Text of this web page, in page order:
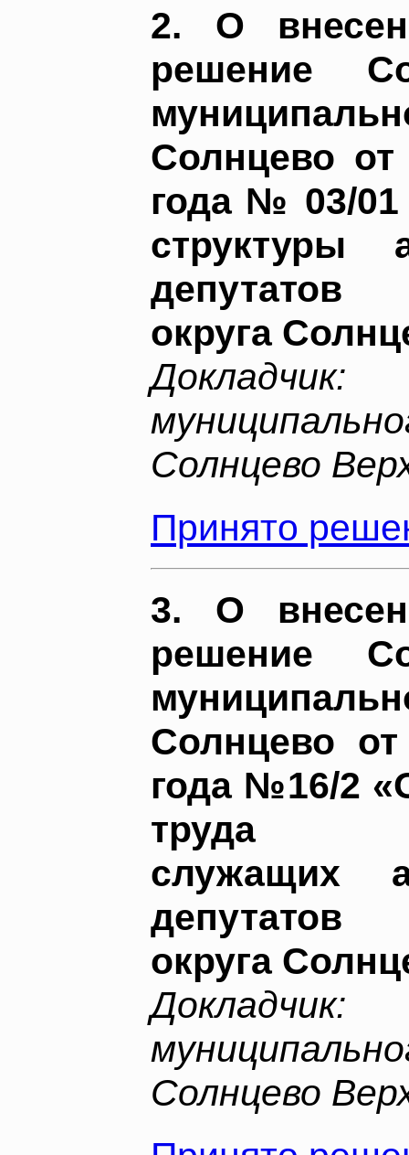
2. О
решение
Солнцево
года № 03/
структуры
депутатов
округа
Солнцево
Принято
3. О
решение
Солнцево
года №16/2
труда
служащих
депутатов
округа
Солнцево